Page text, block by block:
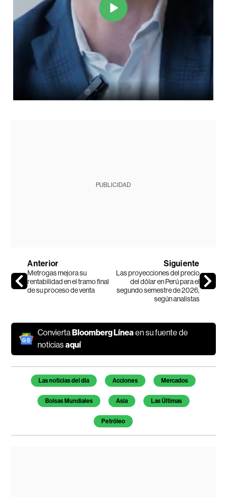
PUBLICIDAD
Anterior
Metrogas mejora su
rentabilidad en el tramo final
de su proceso de venta
Siguiente
Las proyecciones del precio
del dólar en Perú para el
segundo semestre de 2026,
según analistas
ConviertaBloomberg Línea en su fuente de
noticiasaquí
Temas de este artículo
Las noticias del día Acciones Mercados
Bolsas Mundiales Asia Las Últimas
Petróleo